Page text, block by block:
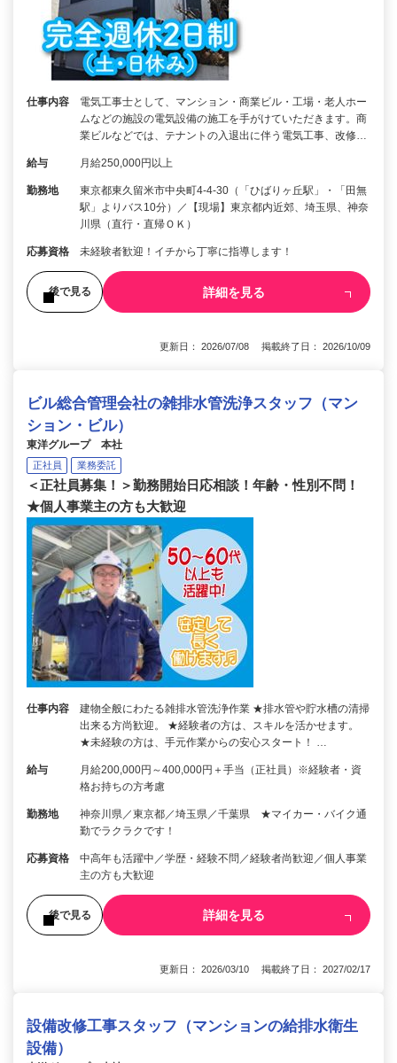
仕事内容
電気工事士として、マンション・商業ビル・工場・老人ホー
ムなどの施設の電気設備の施工を手がけていただきます。商
業ビルなどでは、テナントの入退出に伴う電気工事、改修…
給与 月給250,000円以上
勤務地
東京都東久留米市中央町4-4-30（「ひばりヶ丘駅」・「田無
駅」よりバス10分）／【現場】東京都内近郊、埼玉県、神奈
川県（直行・直帰ＯＫ）
応募資格 未経験者歓迎！イチから丁寧に指導します！
後で見る 詳細を見る
更新日： 2026/07/08 掲載終了日： 2026/10/09
ビル総合管理会社の雑排水管洗浄スタッフ（マン
ション・ビル）
東洋グループ 本社
正社員 業務委託
＜正社員募集！＞勤務開始日応相談！年齢・性別不問！
★個人事業主の方も大歓迎
仕事内容
建物全般にわたる雑排水管洗浄作業 ★排水管や貯水槽の清掃
出来る方尚歓迎。 ★経験者の方は、スキルを活かせます。
★未経験の方は、手元作業からの安心スタート！ …
給与
月給200,000円～400,000円＋手当（正社員）※経験者・資
格お持ちの方考慮
勤務地
神奈川県／東京都／埼玉県／千葉県 ★マイカー・バイク通
勤でラクラクです！
応募資格
中高年も活躍中／学歴・経験不問／経験者尚歓迎／個人事業
主の方も大歓迎
後で見る 詳細を見る
更新日： 2026/03/10 掲載終了日： 2027/02/17
設備改修工事スタッフ（マンションの給排水衛生
設備）